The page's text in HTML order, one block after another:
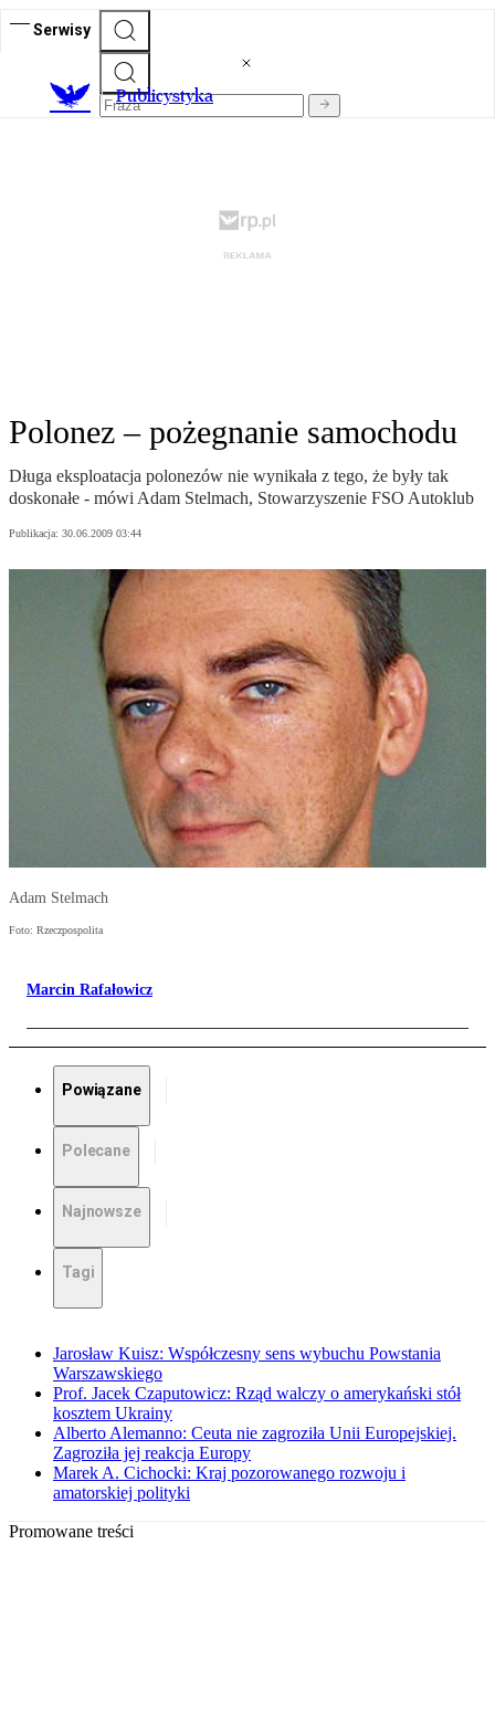
Serwisy
Publicystyka
Polonez – pożegnanie samochodu
Długa eksploatacja polonezów nie wynikała z tego, że były tak
doskonałe - mówi Adam Stelmach, Stowarzyszenie FSO Autoklub
Publikacja: 30.06.2009 03:44
Adam Stelmach
Foto: Rzeczpospolita
Marcin Rafałowicz
Powiązane
Polecane
Najnowsze
Tagi
Jarosław Kuisz: Współczesny sens wybuchu Powstania
Warszawskiego
Prof. Jacek Czaputowicz: Rząd walczy o amerykański stół
kosztem Ukrainy
Alberto Alemanno: Ceuta nie zagroziła Unii Europejskiej.
Zagroziła jej reakcja Europy
Marek A. Cichocki: Kraj pozorowanego rozwoju i
amatorskiej polityki
Promowane treści